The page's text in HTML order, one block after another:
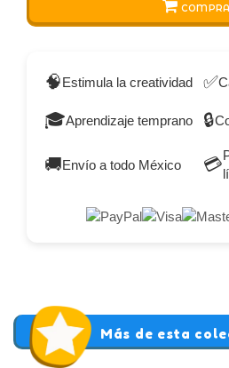
🧠Estimula la creatividad ✅
🎓Aprendizaje temprano 🔒
🚚Envío a todo México 💳
Más de esta